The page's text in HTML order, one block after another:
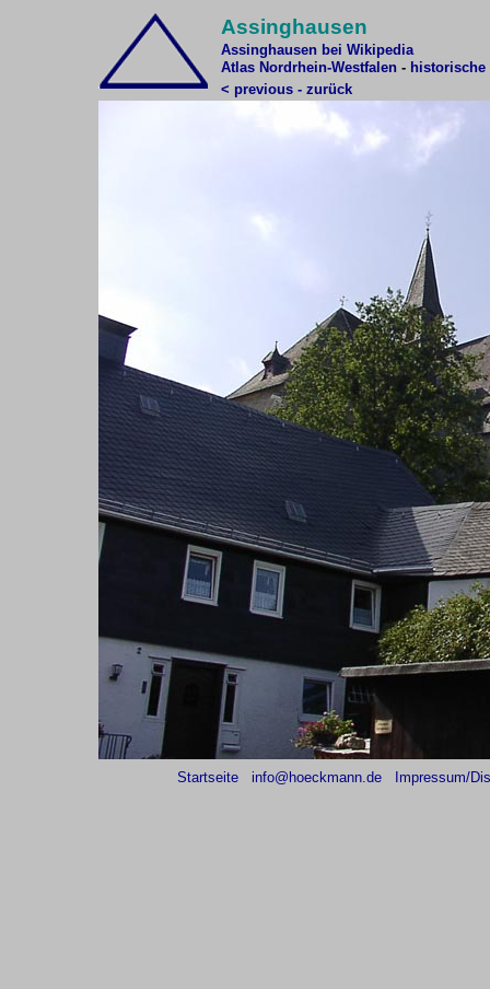
Assinghausen
Assinghausen bei Wikipedia
Atlas Nordrhein-Westfalen - historische
< previous - zurück
Startseite info@hoeckmann.de Impressum/